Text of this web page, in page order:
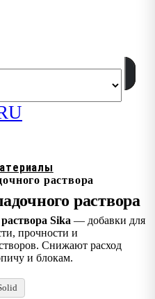
раствора
раствора
Sika — добавки для
прочности и
Снижают расход
и блокам.